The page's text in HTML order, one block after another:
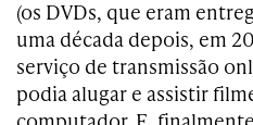
(os DVDs, que eram
uma década depois, em
serviço de transmissão
podia alugar e assistir